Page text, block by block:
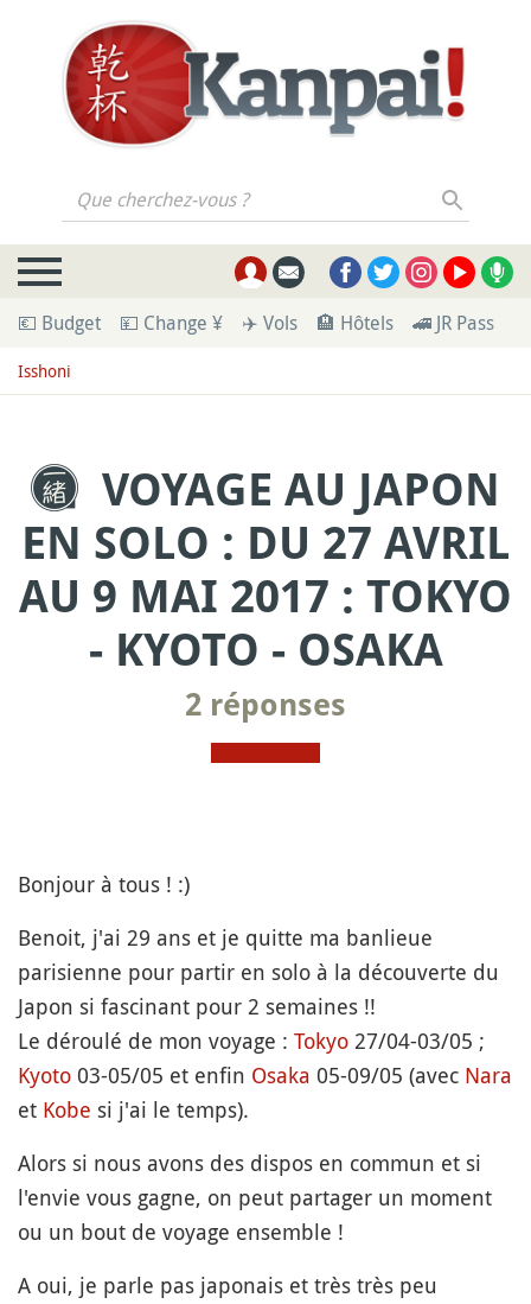
Que cherchez-vous ?
💶 Budget 💴 Change ¥ ✈️ Vols 🏨 Hôtels 🚄 JR Pass
Isshoni
VOYAGE AU JAPON
EN SOLO : DU 27 AVRIL
AU 9 MAI 2017 : TOKYO
- KYOTO - OSAKA
2 réponses
Bonjour à tous ! :)
Benoit, j'ai 29 ans et je quitte ma banlieue
parisienne pour partir en solo à la découverte du
Japon si fascinant pour 2 semaines !!
Le déroulé de mon voyage : Tokyo 27/04-03/05 ;
Kyoto 03-05/05 et enfin Osaka 05-09/05 (avec Nara
et Kobe si j'ai le temps).
Alors si nous avons des dispos en commun et si
l'envie vous gagne, on peut partager un moment
ou un bout de voyage ensemble !
A oui, je parle pas japonais et très très peu